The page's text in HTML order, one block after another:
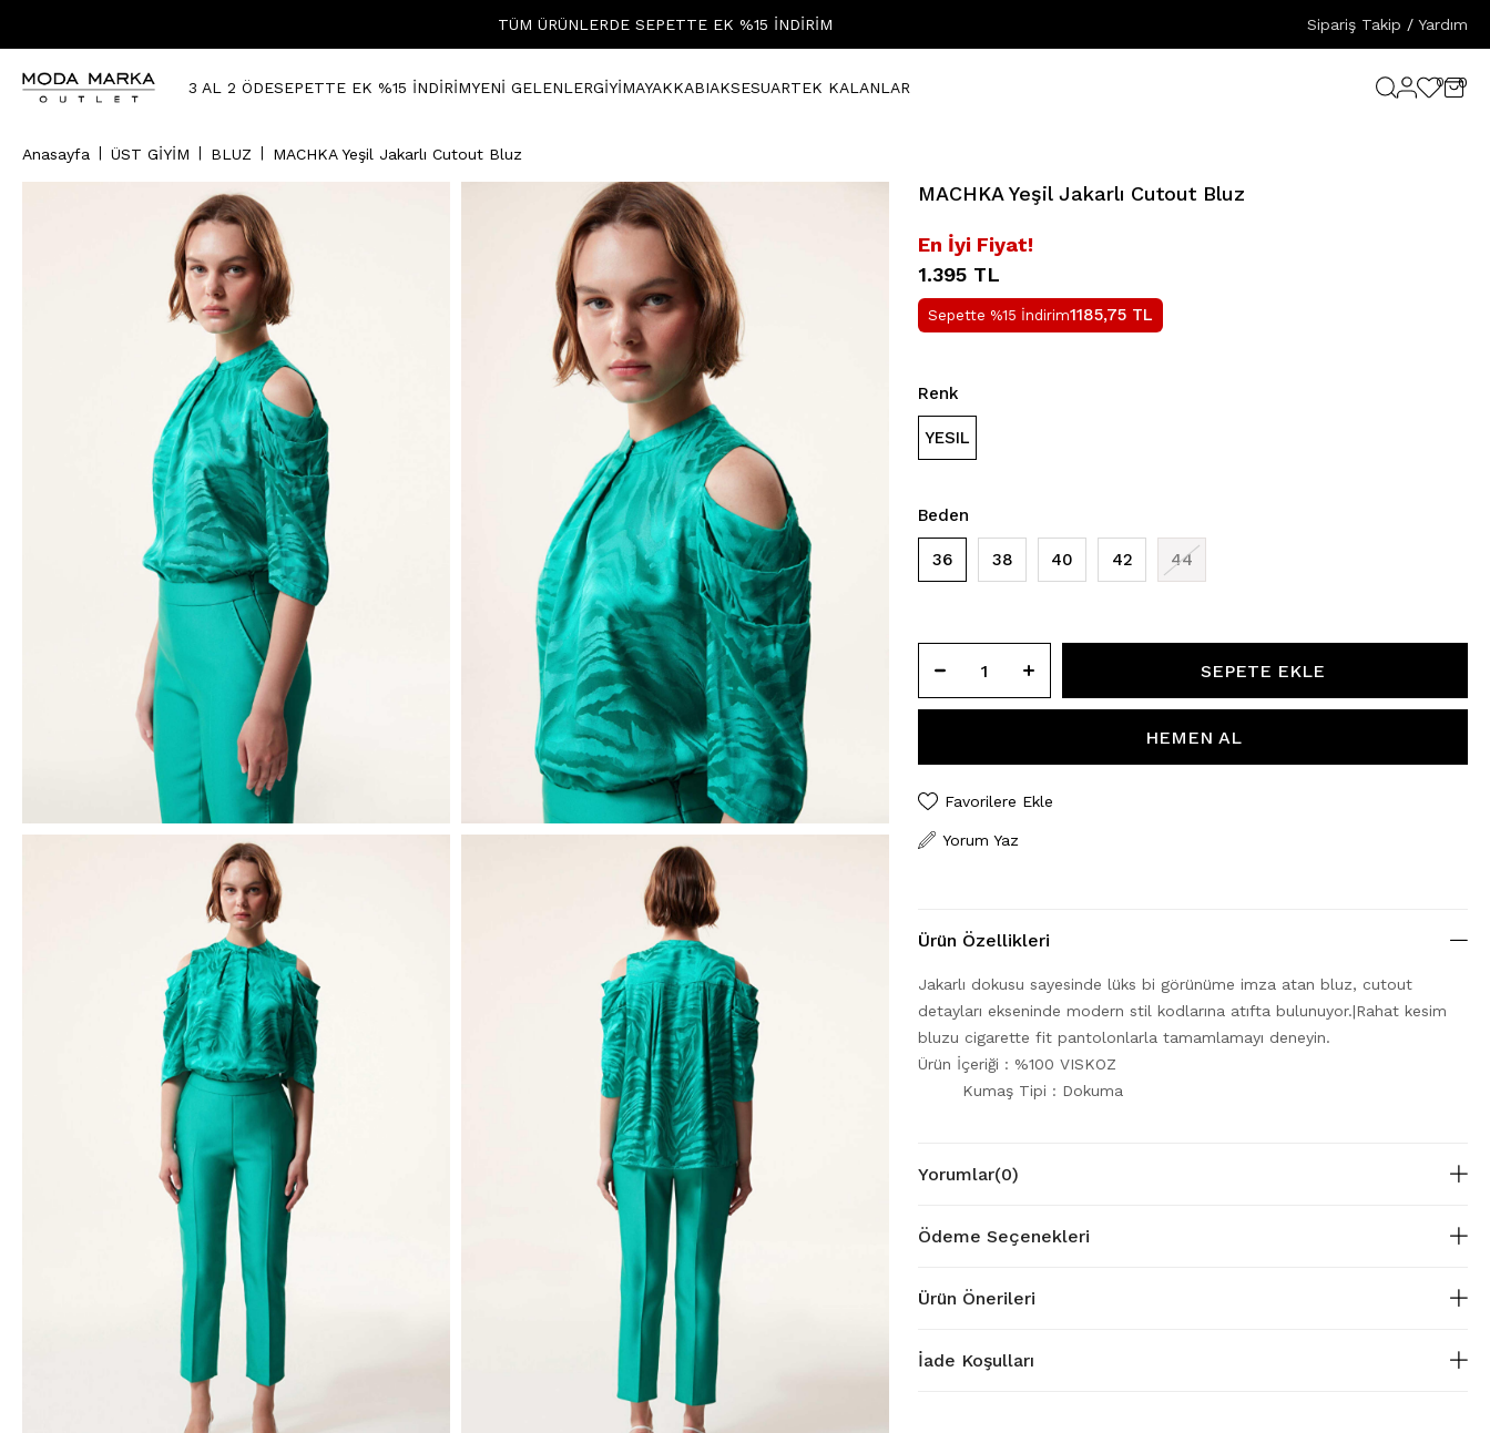
TÜM ÜRÜNLERDE SEPETTE EK %15 İNDİRİM Sipariş Takip / Yardım
3 AL 2 ÖDESEPETTE EK %15 İNDİRİMYENİ GELENLERGİYİMAYAKKABIAKSESUARTEK KALANLAR 0 0
Anasayfa ÜST GİYİM BLUZ MACHKA Yeşil Jakarlı Cutout Bluz
MACHKA Yeşil Jakarlı Cutout Bluz
En İyi Fiyat!
1.395 TL
Sepette %15 İndirim1185,75 TL
Renk
YESIL
Beden
36 38 40 42 44
Favorilere Ekle
Yorum Yaz
Ürün Özellikleri
Jakarlı dokusu sayesinde lüks bi görünüme imza atan bluz, cutout
detayları ekseninde modern stil kodlarına atıfta bulunuyor.|Rahat kesim
bluzu cigarette fit pantolonlarla tamamlamayı deneyin.
Ürün İçeriği : %100 VISKOZ
Kumaş Tipi : Dokuma
Yorumlar(0)
Ödeme Seçenekleri
Ürün Önerileri
İade Koşulları